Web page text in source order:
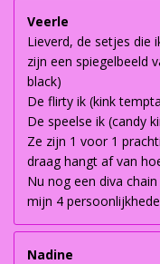
Veerle
Lieverd, de setjes die
zijn een spiegelbeeld
black)
De flirty ik (kink
De speelse ik (candy
Ze zijn 1 voor 1
draag hangt af van
Nu nog een diva
mijn 4 persoonlijkheden
Nadine